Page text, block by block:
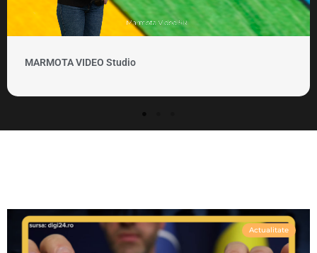
MARMOTA VIDEO Clipuri si promovare
Actualitate